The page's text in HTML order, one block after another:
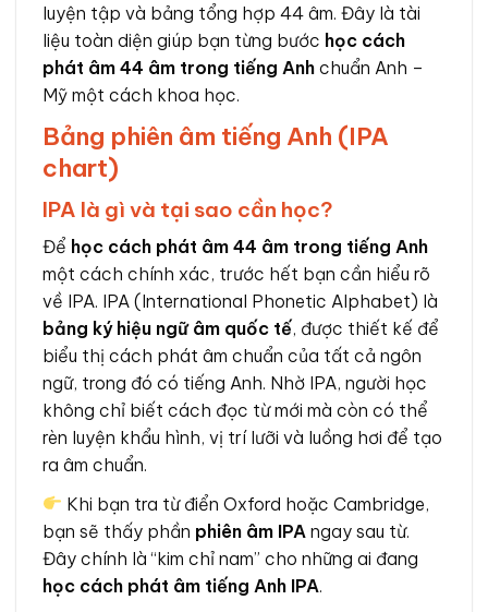
luyện tập và bảng tổng hợp 44 âm. Đây là tài
liệu toàn diện giúp bạn từng bước học cách
phát âm 44 âm trong tiếng Anh chuẩn Anh –
Mỹ một cách khoa học.
Bảng phiên âm tiếng Anh (IPA
chart)
IPA là gì và tại sao cần học?
Để học cách phát âm 44 âm trong tiếng Anh
một cách chính xác, trước hết bạn cần hiểu rõ
về IPA. IPA (International Phonetic Alphabet) là
bảng ký hiệu ngữ âm quốc tế, được thiết kế để
biểu thị cách phát âm chuẩn của tất cả ngôn
ngữ, trong đó có tiếng Anh. Nhờ IPA, người học
không chỉ biết cách đọc từ mới mà còn có thể
rèn luyện khẩu hình, vị trí lưỡi và luồng hơi để tạo
ra âm chuẩn.
Khi bạn tra từ điển Oxford hoặc Cambridge,
bạn sẽ thấy phần phiên âm IPA ngay sau từ.
Đây chính là “kim chỉ nam” cho những ai đang
học cách phát âm tiếng Anh IPA.